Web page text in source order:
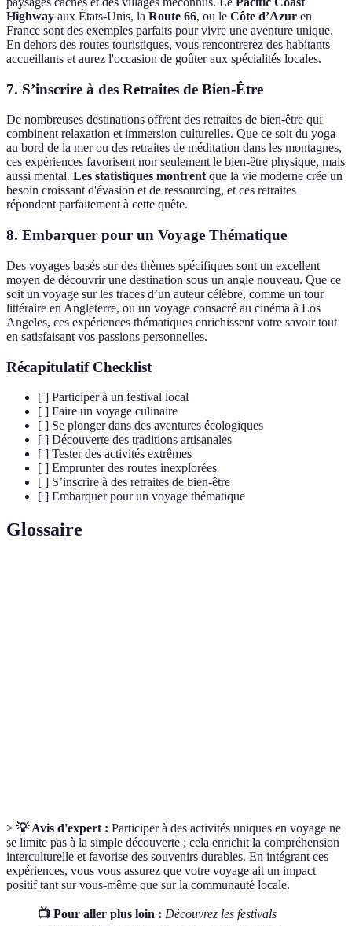
Highway aux États-Unis, la Route 66, ou le Côte d’Azur en
France sont des exemples parfaits pour vivre une aventure unique.
En dehors des routes touristiques, vous rencontrerez des habitants
accueillants et aurez l'occasion de goûter aux spécialités locales.
7. S’inscrire à des Retraites de Bien-Être
De nombreuses destinations offrent des retraites de bien-être qui
combinent relaxation et immersion culturelles. Que ce soit du yoga
au bord de la mer ou des retraites de méditation dans les montagnes,
ces expériences favorisent non seulement le bien-être physique, mais
aussi mental. Les statistiques montrentque la vie moderne crée un
besoin croissant d'évasion et de ressourcing, et ces retraites
répondent parfaitement à cette quête.
8. Embarquer pour un Voyage Thématique
Des voyages basés sur des thèmes spécifiques sont un excellent
moyen de découvrir une destination sous un angle nouveau. Que ce
soit un voyage sur les traces d’un auteur célèbre, comme un tour
littéraire en Angleterre, ou un voyage consacré au cinéma à Los
Angeles, ces expériences thématiques enrichissent votre savoir tout
en satisfaisant vos passions personnelles.
Récapitulatif Checklist
[ ] Participer à un festival local
[ ] Faire un voyage culinaire
[ ] Se plonger dans des aventures écologiques
[ ] Découverte des traditions artisanales
[ ] Tester des activités extrêmes
[ ] Emprunter des routes inexplorées
[ ] S’inscrire à des retraites de bien-être
[ ] Embarquer pour un voyage thématique
Glossaire
> 💡 Avis d'expert : Participer à des activités uniques en voyage ne
se limite pas à la simple découverte ; cela enrichit la compréhension
interculturelle et favorise des souvenirs durables. En intégrant ces
expériences, vous vous assurez que votre voyage ait un impact
positif tant sur vous-même que sur la communauté locale.
📺 Pour aller plus loin : Découvrez les festivals